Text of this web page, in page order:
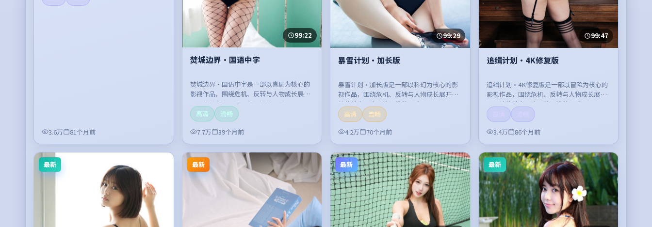
3.6万 81个月前
99:22
焚城边界·国语中字
焚城边界·国语中字是一部以喜剧为核心的
影视作品，围绕危机、反转与人物成长展
开，整体节奏紧凑，值得推荐观看。
高清
流畅
7.7万
39个月前
99:29
暴雪计划·加长版
暴雪计划·加长版是一部以科幻为核心的影
视作品，围绕危机、反转与人物成长展开，
整体节奏紧凑，值得推荐观看。
高清
流畅
4.2万
70个月前
99:47
追缉计划·4K修复版
追缉计划·4K修复版是一部以冒险为核心的
影视作品，围绕危机、反转与人物成长展
开，整体节奏紧凑，值得推荐观看。
3.4万
86个月前
最新 最新 最新 最新